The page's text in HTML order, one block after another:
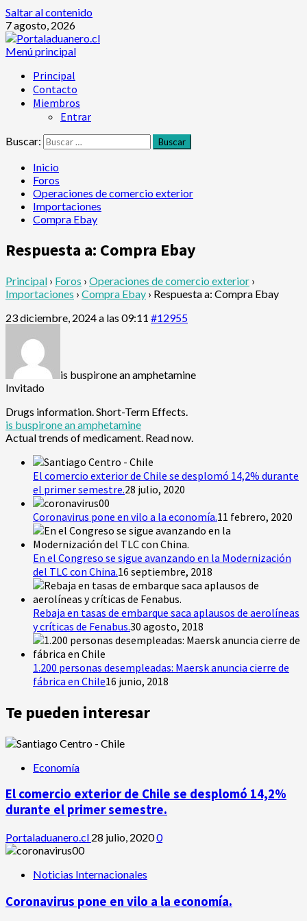
Saltar al contenido
7 agosto, 2026
Menú principal
Principal
Contacto
Miembros
Entrar
Buscar:
Inicio
Foros
Operaciones de comercio exterior
Importaciones
Compra Ebay
Respuesta a: Compra Ebay
Principal › Foros › Operaciones de comercio exterior ›
Importaciones › Compra Ebay › Respuesta a: Compra Ebay
23 diciembre, 2024 a las 09:11 #12955
is buspirone an amphetamine
Invitado
Drugs information. Short-Term Effects.
is buspirone an amphetamine
Actual trends of medicament. Read now.
El comercio exterior de Chile se desplomó 14,2% durante
el primer semestre.28 julio, 2020
Coronavirus pone en vilo a la economía.11 febrero, 2020
En el Congreso se sigue avanzando en la Modernización
del TLC con China.16 septiembre, 2018
Rebaja en tasas de embarque saca aplausos de aerolíneas
y críticas de Fenabus.30 agosto, 2018
1.200 personas desempleadas: Maersk anuncia cierre de
fábrica en Chile16 junio, 2018
Te pueden interesar
Economía
El comercio exterior de Chile se desplomó 14,2%
durante el primer semestre.
Portaladuanero.cl 28 julio, 20200
Noticias Internacionales
Coronavirus pone en vilo a la economía.